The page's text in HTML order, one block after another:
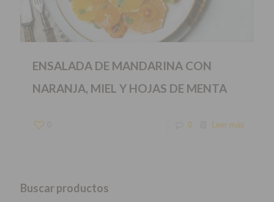
ENSALADA DE MANDARINA CON
NARANJA, MIEL Y HOJAS DE MENTA
0 Leer más
Buscar productos